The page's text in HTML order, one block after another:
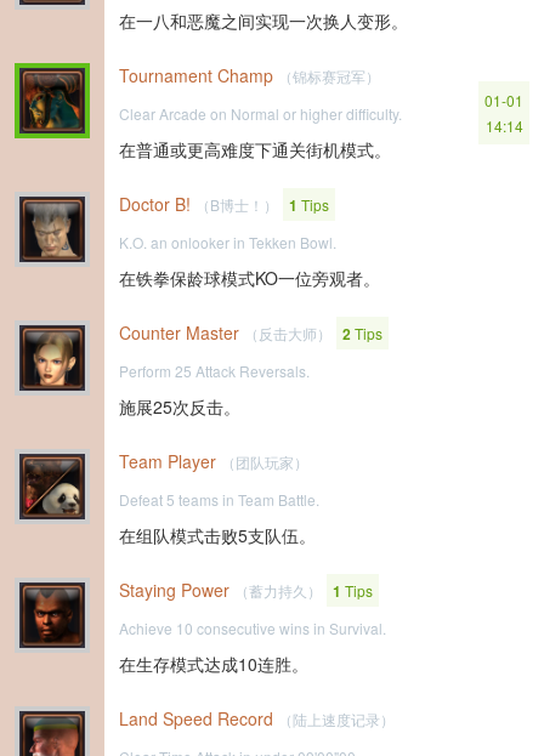
在一八和恶魔之间实现一次换人变形。
Tournament Champ
（锦标赛冠军）
Clear Arcade on Normal or higher difficulty.
在普通或更高难度下通关街机模式。
01-01
14:14
Doctor B! （B博士！） 1 Tips
K.O. an onlooker in Tekken Bowl.
在铁拳保龄球模式KO一位旁观者。
Counter Master （反击大师） 2Tips
Perform 25 Attack Reversals.
施展25次反击。
Team Player
（团队玩家）
Defeat 5 teams in Team Battle.
在组队模式击败5支队伍。
Staying Power （蓄力持久） 1 Tips
Achieve 10 consecutive wins in Survival.
在生存模式达成10连胜。
Land Speed Record
（陆上速度记录）